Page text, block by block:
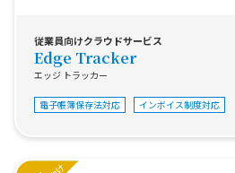
従業員向けクラウドサービス
Edge Tracker
エッジ トラッカー
電子帳簿保存法対応 インボイス制度対応